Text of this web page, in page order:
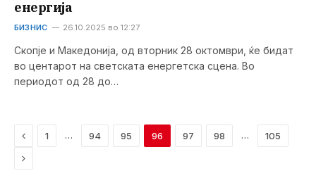
енергија
БИЗНИС 26.10.2025 во 12:27
Скопје и Македонија, од вторник 28 октомври, ќе бидат
во центарот на светската енергетска сцена. Во
периодот од 28 до…
Previous
1 … 94 95 96 97 98 … 105
Next